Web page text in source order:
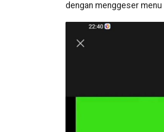
dengan menggeser menu